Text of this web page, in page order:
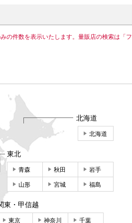
の件数を表示いたします。量販店の検索は「フ
北海道
北海道
東北
青森 秋田 岩手
山形 宮城 福島
東・甲信越
東京 神奈川 千葉